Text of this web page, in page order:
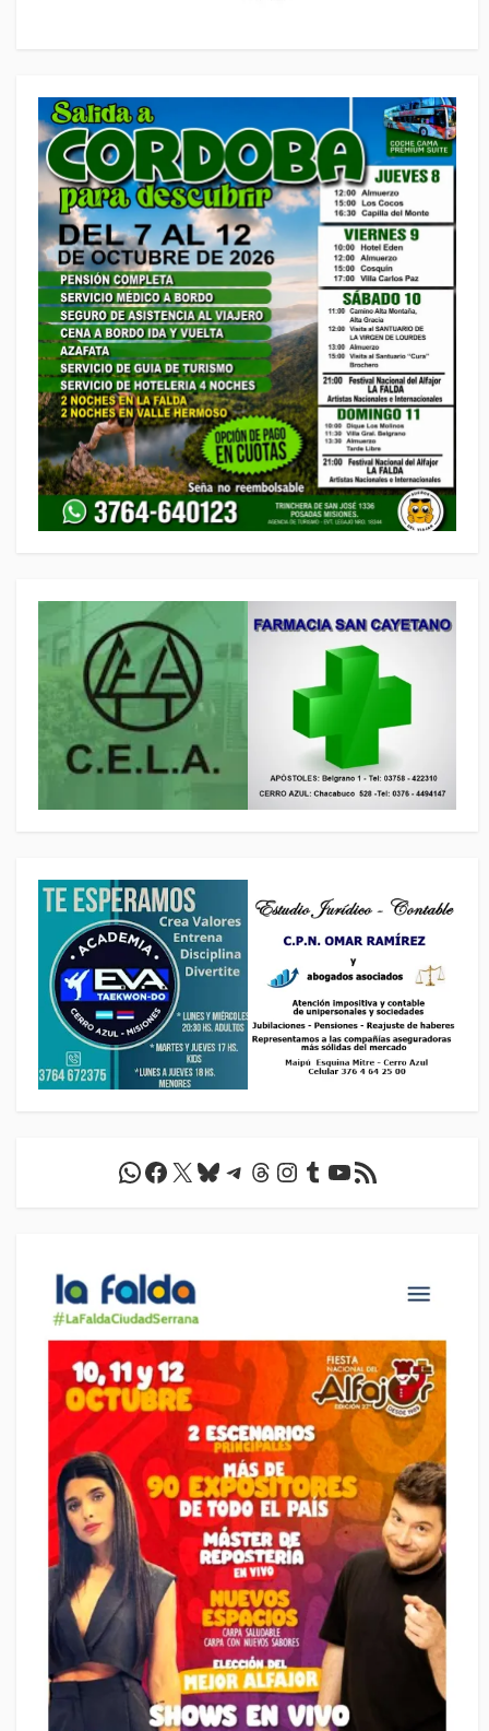
WhatsApp
Facebook
X Bluesky
Telegram
Threads
Instagram
Tumblr
YouTube
Feed RSS